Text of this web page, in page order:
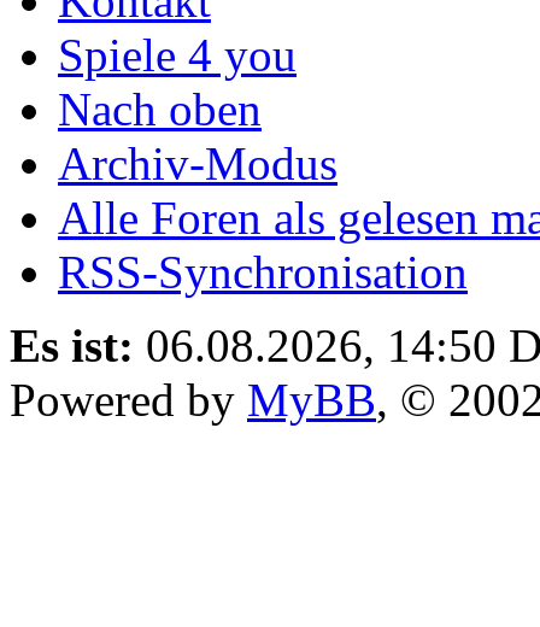
Spiele 4 you
Nach oben
Archiv-Modus
Alle Foren als gelesen
RSS-Synchronisation
Es ist: 06.08.2026, 14:50
Powered by MyBB, ©